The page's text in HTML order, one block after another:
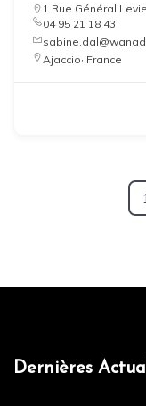
1 Rue Général Levie
04 95 21 18 43
Ajaccio France
Dernières